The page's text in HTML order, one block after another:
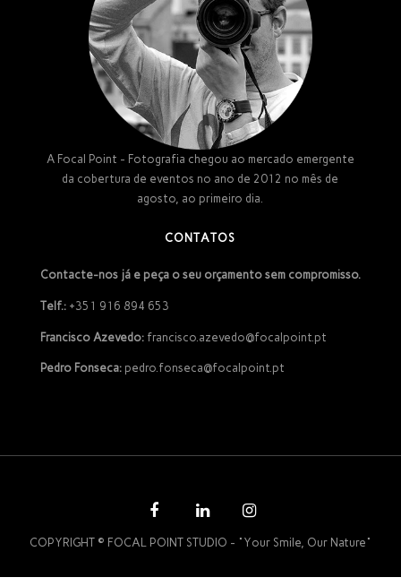
A Focal Point - Fotografia chegou ao mercado emergente
da cobertura de eventos no ano de 2012 no mês de
agosto, ao primeiro dia.
CONTATOS
Contacte-nos já e peça o seu orçamento sem compromisso.
Telf.:+351 916 894 653
Francisco Azevedo:francisco.azevedo@focalpoint.pt
Pedro Fonseca:pedro.fonseca@focalpoint.pt
COPYRIGHT © FOCAL POINT STUDIO - "Your Smile, Our Nature"